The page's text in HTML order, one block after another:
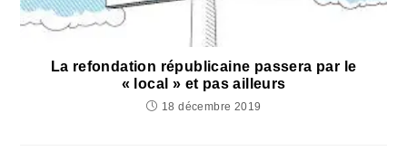
La refondation républicaine passera par le
« local » et pas ailleurs
18 décembre 2019